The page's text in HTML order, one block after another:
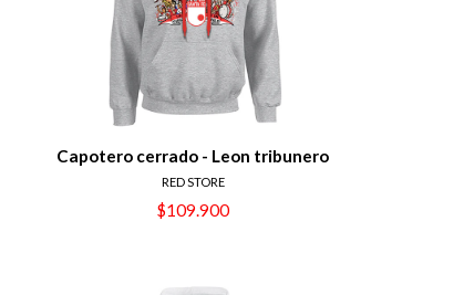
Capotero cerrado - Leon tribunero
RED STORE
$109.900